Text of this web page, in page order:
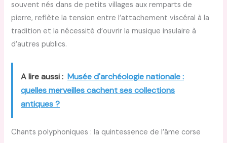
souvent nés dans de petits villages aux remparts de
pierre, reflète la tension entre l’attachement viscéral à la
tradition et la nécessité d’ouvrir la musique insulaire à
d’autres publics.
A lire aussi : Musée d'archéologie nationale :
quelles merveilles cachent ses collections
antiques ?
Chants polyphoniques : la quintessence de l’âme corse